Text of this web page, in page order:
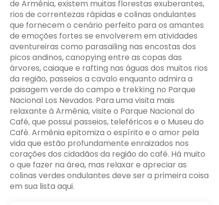
de Armênia, existem muitas florestas exuberantes,
rios de correntezas rápidas e colinas ondulantes
que fornecem o cenário perfeito para os amantes
de emoções fortes se envolverem em atividades
aventureiras como parasailing nas encostas dos
picos andinos, canopying entre as copas das
árvores, caiaque e rafting nas águas dos muitos rios
da região, passeios a cavalo enquanto admira a
paisagem verde do campo e trekking no Parque
Nacional Los Nevados. Para uma visita mais
relaxante à Armênia, visite o Parque Nacional do
Café, que possui passeios, teleféricos e o Museu do
Café. Armênia epitomiza o espírito e o amor pela
vida que estão profundamente enraizados nos
corações dos cidadãos da região do café. Há muito
o que fazer na área, mas relaxar e apreciar as
colinas verdes ondulantes deve ser a primeira coisa
em sua lista aqui.